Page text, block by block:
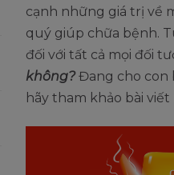
cạnh những giá trị về
quý giúp chữa bệnh.
đối với tất cả mọi đối
không?Đang cho con
hãy tham khảo bài